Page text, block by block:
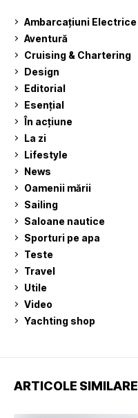
Ambarcațiuni Electrice
Aventură
Cruising & Chartering
Design
Editorial
Esențial
În acțiune
La zi
Lifestyle
News
Oamenii mării
Sailing
Saloane nautice
Sporturi pe apa
Teste
Travel
Utile
Video
Yachting shop
ARTICOLE SIMILARE